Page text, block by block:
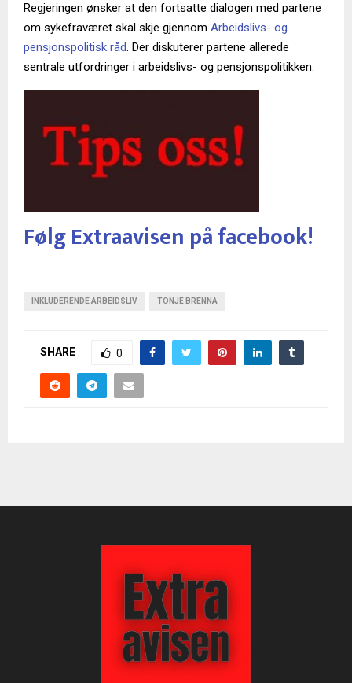
Regjeringen ønsker at den fortsatte dialogen med partene
om sykefraværet skal skje gjennom Arbeidslivs- og
pensjonspolitisk råd. Der diskuterer partene allerede
sentrale utfordringer i arbeidslivs- og pensjonspolitikken.
Følg Extraavisen på facebook!
INKLUDERENDE ARBEIDSLIV TONJE BRENNA
SHARE 0